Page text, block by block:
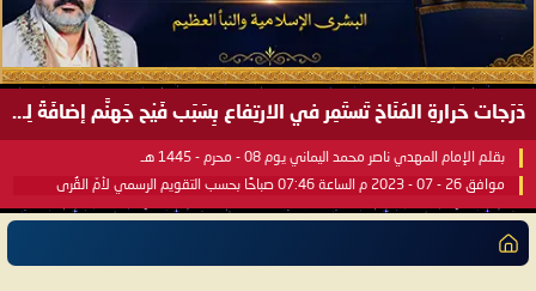
دَرَجات حَرارةِ المُنَاخ تَستَمِر في الارتِفاع بِسَبَب فَيْح جَهنَّم إضافَةً لِحرارةِ الشَّمس في مُحكَم القُرآن العَظيم ..
بقلم الإمام المهدي ناصر محمد اليماني يوم 08 - محرم - 1445 هـ
موافق 26 - 07 - 2023 م الساعة 07:46 صباحًا بحسب التقويم الرسمي لأمّ القُرى